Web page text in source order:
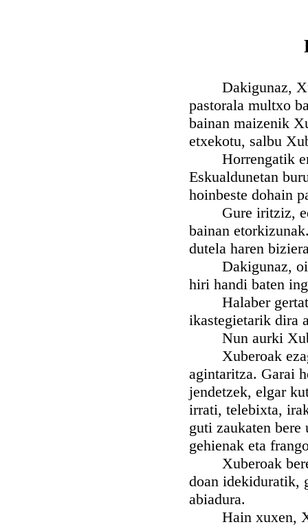
Dakigunaz,
pastorala multxo
bainan maizenik
etxekotu, salbu
Horrengatik
Eskualdunetan
hoinbeste dohain
Gure iritziz,
bainan
dutela haren
Dakigunaz, oilo
hiri handi baten
Halaber
ikastegietarik dira
Nun aurki
Xuberoak
agintaritza. Garai
jendetzek, elgar
irrati, telebixta,
guti zaukaten
gehienak eta
Xuberoak bere
doan idekiduratik,
abiadura.
Hain xuxen, XV